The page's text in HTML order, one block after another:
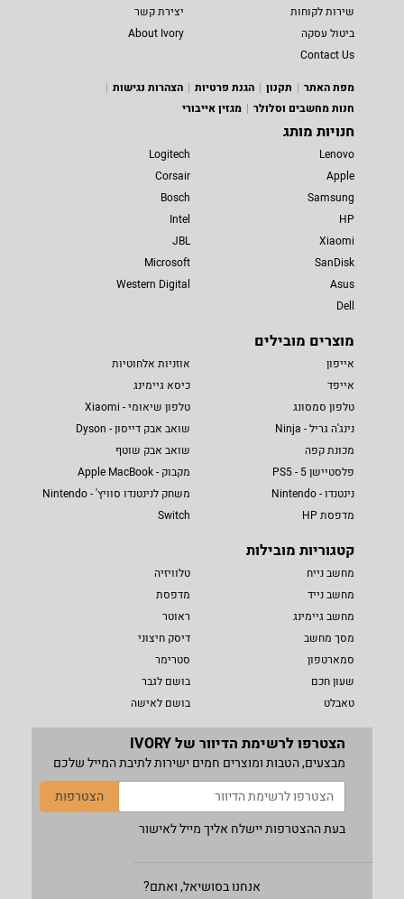
שירות לקוחות
יצירת קשר
ביטול עסקה
About Ivory
Contact Us
מפת האתר
תקנון הגנת פרטיות
הצהרות נגישות
חנות מחשבים וסלולר
מגזין אייבורי
חנויות מותג
Lenovo
Apple
Samsung
HP
Xiaomi
SanDisk
Asus
Dell
Logitech
Corsair
Bosch
Intel
JBL
Microsoft
Western Digital
מוצרים מובילים
אייפון
אייפד
טלפון סמסונג
נינג'ה גריל - Ninja
מכונת קפה
פלסטיישן 5 - PS5
נינטנדו - Nintendo
מדפסת HP
אוזניות אלחוטיות
כיסא גיימינג
טלפון שיאומי - Xiaomi
שואב אבק דייסון - Dyson
שואב אבק שוטף
מקבוק - Apple MacBook
משחק לנינטנדו סוויץ' - Nintendo
Switch
קטגוריות מובילות
מחשב נייח
מחשב נייד
מחשב גיימינג
מסך מחשב
סמארטפון
שעון חכם
טאבלט
טלוויזיה
מדפסת
ראוטר
דיסק חיצוני
סטרימר
בושם לגבר
בושם לאישה
הצטרפו לרשימת הדיוור של IVORY
מבצעים, הטבות ומוצרים חמים ישירות לתיבת המייל שלכם
הצטרפות
בעת ההצטרפות יישלח אליך מייל לאישור
אנחנו בסושיאל, ואתם?